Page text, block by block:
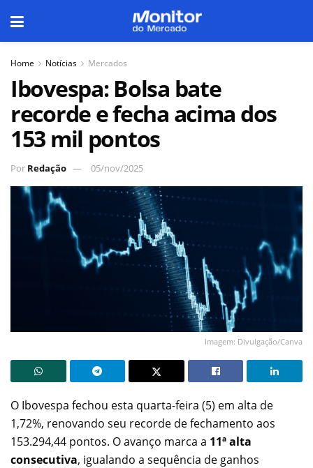
Home Notícias Mercados
Ibovespa: Bolsa bate
recorde e fecha acima dos
153 mil pontos
Por Redação 05/nov/2025
Imagem: Divulgação/Canva
O Ibovespa fechou esta quarta-feira (5) em alta de
1,72%, renovando seu recorde de fechamento aos
153.294,44 pontos. O avanço marca a 11ª alta
consecutiva, igualando a sequência de ganhos